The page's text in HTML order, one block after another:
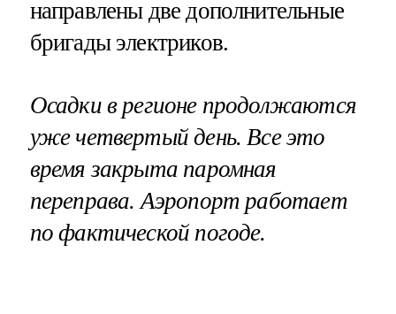
направлены две дополнительные
бригады электриков.
Осадки в регионе продолжаются
уже четвертый день. Все это
время закрыта паромная
переправа. Аэропорт работает
по фактической погоде.